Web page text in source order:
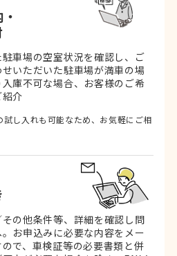
車場の空室状況を確認し、ご
いただいた駐車場が満車の場
庫不可な場合、お客様のご希
介
し入れも可能なため、お気軽にご相
の他条件等、詳細を確認し問
お申込みに必要な内容をメー
で、車検証等の必要書類と併